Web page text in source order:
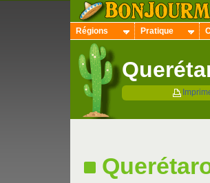
Régions Pratique